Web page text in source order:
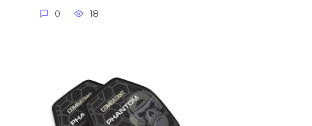
0 18